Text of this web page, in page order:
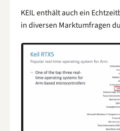
KEIL enthält auch ein
in diversen Marktumfragen